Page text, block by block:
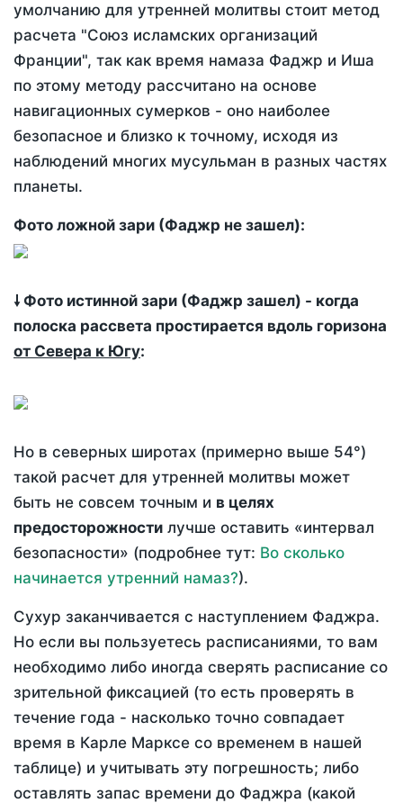
умолчанию для утренней молитвы стоит метод
расчета "Союз исламских организаций
Франции", так как время намаза Фаджр и Иша
по этому методу рассчитано на основе
навигационных сумерков - оно наиболее
безопасное и близко к точному, исходя из
наблюдений многих мусульман в разных частях
планеты.
Фото ложной зари (Фаджр не зашел):
🠗 Фото истинной зари (Фаджр зашел) - когда
полоска рассвета простирается вдоль горизона
от Севера к Югу:
Но в северных широтах (примерно выше 54°)
такой расчет для утренней молитвы может
быть не совсем точным и в целях
предосторожности лучше оставить «интервал
безопасности» (подробнее тут: Во сколько
начинается утренний намаз?).
Сухур заканчивается с наступлением Фаджра.
Но если вы пользуетесь расписаниями, то вам
необходимо либо иногда сверять расписание со
зрительной фиксацией (то есть проверять в
течение года - насколько точно совпадает
время в Карле Марксе со временем в нашей
таблице) и учитывать эту погрешность; либо
оставлять запас времени до Фаджра (какой